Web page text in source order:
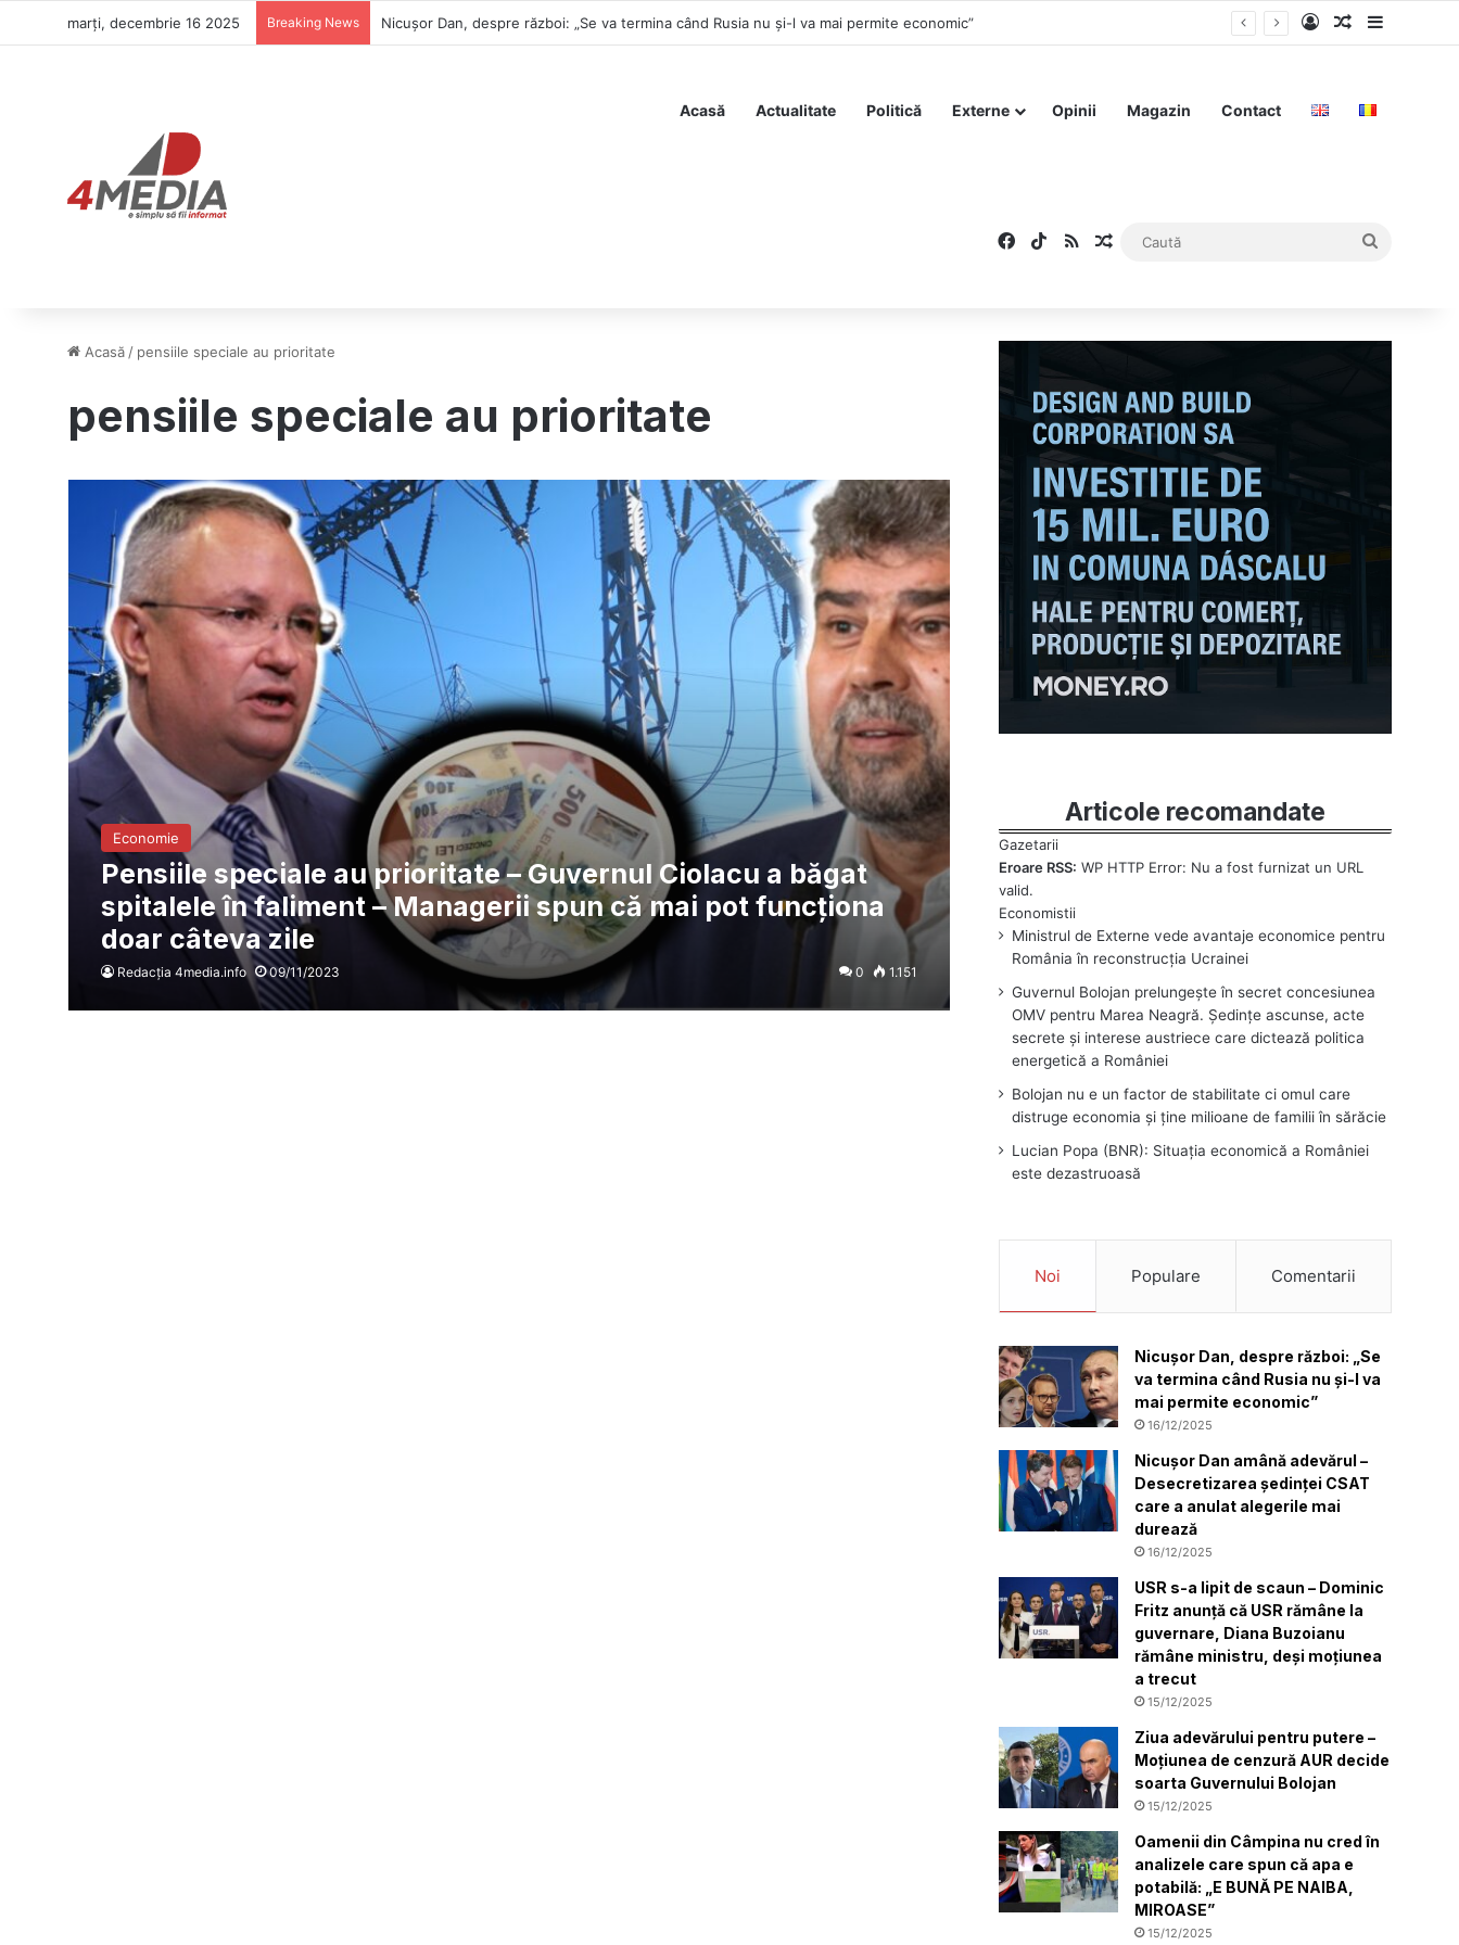
marți, decembrie 16 2025 Breaking News Nicușor Dan, despre război: „Se va termina când Rusia nu și-l va mai permite economic” Log InArticolSidebar
Acasă Actualitate Politică Externe Opinii Magazin Contact
Facebook
TikTok
RSSArticol aleatoriu
Acasă / pensiile speciale au prioritate
pensiile speciale au prioritate
Economie
Pensiile speciale au prioritate – Guvernul Ciolacu a băgat
spitalele în faliment – Managerii spun că mai pot funcționa
doar câteva zile
Redacția 4media.info 09/11/2023 0 1.151
Articole recomandate
Eroare RSS: WP HTTP Error: Nu a fost furnizat un URL
valid.
Ministrul de Externe vede avantaje economice pentru
România în reconstrucția Ucrainei
Guvernul Bolojan prelungește în secret concesiunea
OMV pentru Marea Neagră. Ședințe ascunse, acte
secrete și interese austriece care dictează politica
energetică a României
Bolojan nu e un factor de stabilitate ci omul care
distruge economia și ține milioane de familii în sărăcie
Lucian Popa (BNR): Situația economică a României
este dezastruoasă
Noi Populare Comentarii
Nicușor Dan, despre război: „Se
va termina când Rusia nu și-l va
mai permite economic”
16/12/2025
Nicușor Dan amână adevărul –
Desecretizarea ședinței CSAT
care a anulat alegerile mai
durează
16/12/2025
USR s-a lipit de scaun – Dominic
Fritz anunță că USR rămâne la
guvernare, Diana Buzoianu
rămâne ministru, deși moțiunea
a trecut
15/12/2025
Ziua adevărului pentru putere –
Moțiunea de cenzură AUR decide
soarta Guvernului Bolojan
15/12/2025
Oamenii din Câmpina nu cred în
analizele care spun că apa e
potabilă: „E BUNĂ PE NAIBA,
MIROASE”
15/12/2025